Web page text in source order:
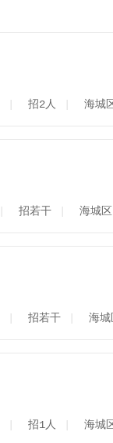
招2人 海城
招若干 海城区
招若干 海城
招1人 海城